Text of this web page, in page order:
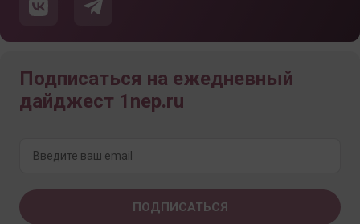
Подписаться на ежедневный
дайджест 1nep.ru